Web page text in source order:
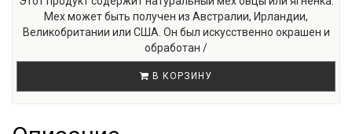
Мех может быть получен из Австралии, Ирландии,
Великобритании или США. Он был искусственно окрашен и
обработан /
В КОРЗИНУ